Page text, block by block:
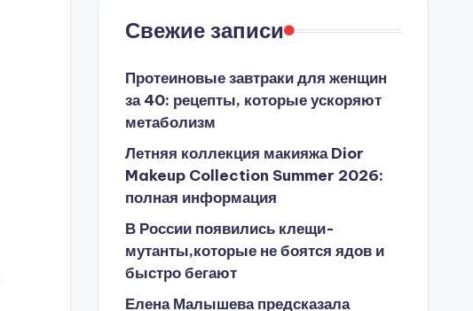
Свежие записи
Протеиновые завтраки для женщин
за 40: рецепты, которые ускоряют
метаболизм
Летняя коллекция макияжа Dior
Makeup Collection Summer 2026:
полная информация
В России появились клещи-
мутанты,которые не боятся ядов и
быстро бегают
Елена Малышева предсказала